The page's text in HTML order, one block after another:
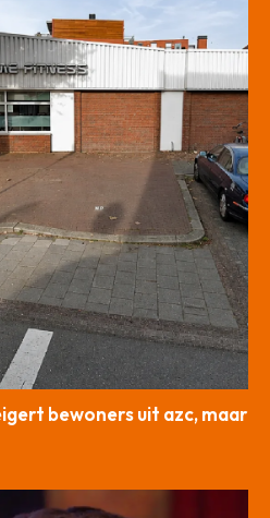
bewoners uit azc, maar